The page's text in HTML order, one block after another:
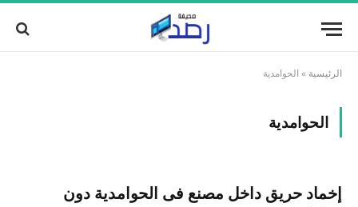
الرئيسية » الحوامدية
الحوامدية
إخماد حريق داخل مصنع فى الحوامدية دون